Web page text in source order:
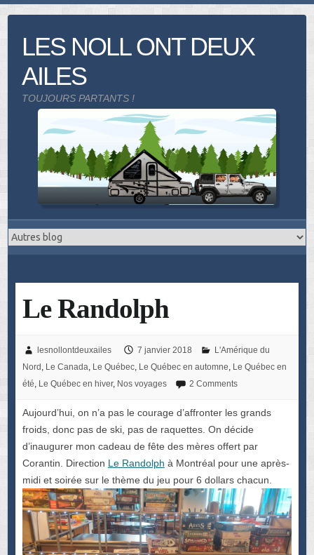
LES NOLL ONT DEUX
AILES
TOUJOURS PARTANTS !
Le Randolph
lesnollontdeuxailes 7 janvier 2018
L'Amérique du
Nord Le Canada Le Québec, Le Québec en automne Le Québec en
été Le Québec en hiver, Nos voyages 2 Comments
Aujourd’hui, on n’a pas le courage d’affronter les grands
froids, donc pas de ski, pas de raquettes. On décide
d’inaugurer mon cadeau de fête des mères offert par
Corantin. Direction Le Randolph à Montréal pour une après-
midi et soirée sur le thème du jeu pour 6 dollars chacun.